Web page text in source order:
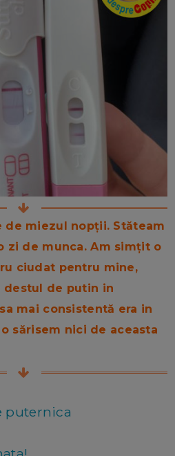
de miezul nopții. Stăteam
zi de munca. Am simțit o
ciudat pentru mine,
destul de putin in
mai consistentă era in
sărisem nici de aceasta
puternica